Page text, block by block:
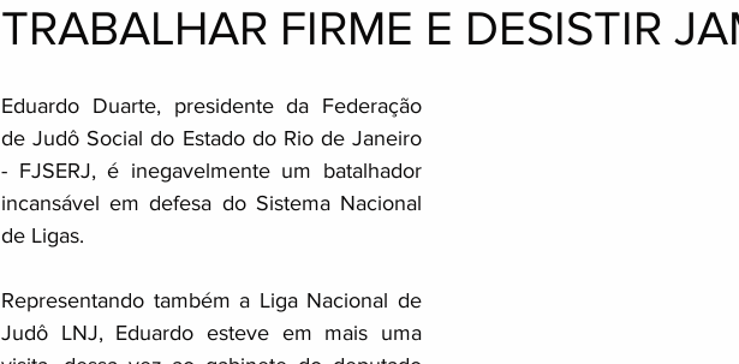
TRABALHAR FIRME E DESISTIR
Eduardo Duarte, presidente da Federação
de Judô Social do Estado do Rio de Janeiro
- FJSERJ, é inegavelmente um batalhador
incansável em defesa do Sistema Nacional
de Ligas.
Representando também a Liga Nacional de
Judô LNJ, Eduardo esteve em mais uma